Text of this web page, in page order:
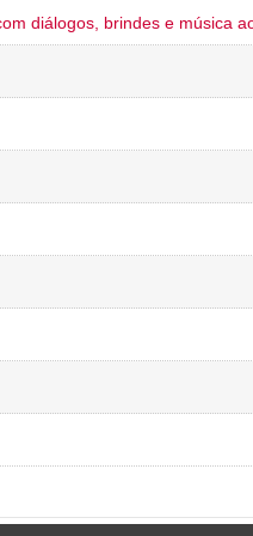
diálogos, brindes e música